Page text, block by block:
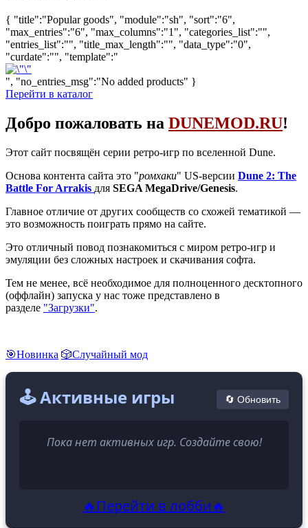
{ "title":"Popular goods", "module":"sh", "sort":"6",
"max_entries":"6", "max_columns":"1", "categories_list":"",
"entries_list":"", "title_max_length":"", "data_type":"0",
"curdate":"", "template":"
", "no_entries_msg":"No added products" }
Перейти в каталог
Добро пожаловать на DUNEMOD.RU!
Этот сайт посвящён серии ретро-игр по вселенной Dune.
Основа контента сайта это "ромхаки" US-версии Dune 2: The
Battle For Arrakis для SEGA MegaDrive/Genesis.
Главное отличие от других сообществ со схожей тематикой —
это возможность поиграть прямо на сайте.
Это отличный повод познакомиться с миром ретро-игр и
эмуляции без сложных настроек и скачивания софта.
Тем не менее, всё необходимое для полноценного десктопного
(оффлайн) запуска у нас тоже представлено в
разделе "Загрузки".
🎯Новинка 🎲Случайный мод
🕹️ Активные игры 🔄 Обновить
Пока нет активных игр. Создайте свою!
🔥Перейти в лобби🔥